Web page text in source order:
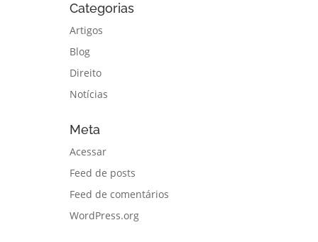
Categorias
Artigos
Blog
Direito
Notícias
Meta
Acessar
Feed de posts
Feed de comentários
WordPress.org